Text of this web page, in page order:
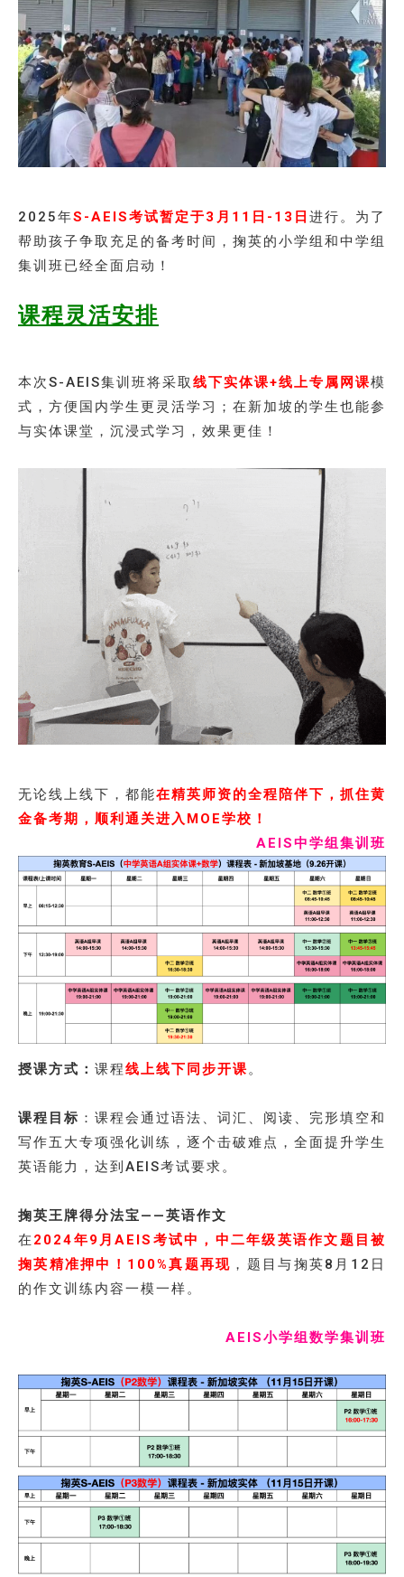
2025年S-AEIS考试暂定于3月11日-13日 进行。为了
帮助孩子争取充足的备考时间，掬英的小学组和中学组
集训班已经全面启动！
课程灵活安排
本次S-AEIS集训班将采取 线下实体课+线上专属网课模
式，方便国内学生更灵活学习；在新加坡的学生也能参
与实体课堂，沉浸式学习，效果更佳！
无论线上线下，都能在精英师资的全程陪伴下，抓住黄
金备考期，顺利通关进入MOE学校！
AEIS中学组集训班
授课方式： 课程线上线下同步开课。
课程目标 ：课程会通过语法、词汇、阅读、完形填空和
写作五大专项强化训练，逐个击破难点，全面提升学生
英语能力，达到AEIS考试要求。
掬英王牌得分法宝——英语作文
在 2024年9月AEIS考试中，中二年级英语作文题目被
掬英精准押中！100%真题再现 ，题目与掬英8月12日
的作文训练内容一模一样。
AEIS小学组数学集训班